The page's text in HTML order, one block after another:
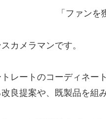
「ファンを
カメラマンです。
レートのコーディネー
良提案や、既製品を組